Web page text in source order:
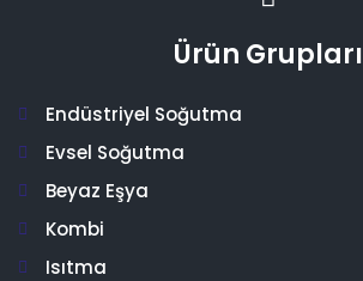
Ürün Grupları
Endüstriyel Soğutma
Evsel Soğutma
Beyaz Eşya
Kombi
Isıtma